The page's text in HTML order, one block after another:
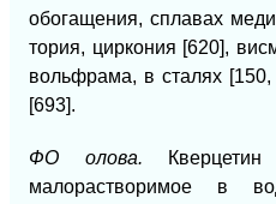
обогащения, сплавах
тория, циркония [620],
вольфрама, в сталях
[693].
ФО олова.
малорастворимое в